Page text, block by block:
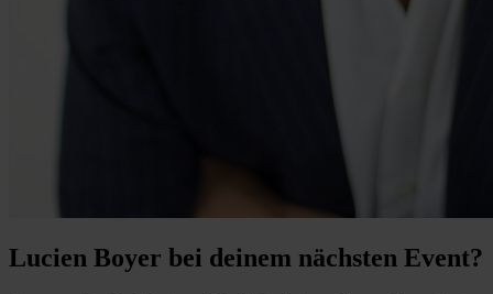
Lucien Boyer bei deinem nächsten Event?